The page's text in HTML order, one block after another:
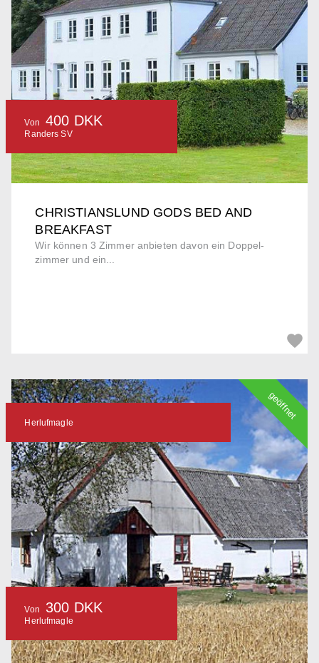
CHRISTIANSLUND GODS BED AND
BREAKFAST
Wir können 3 Zimmer anbieten davon ein Doppel-
zimmer und ein...
Von 400 DKK
Randers SV
Herlufmagle
Von 300 DKK
Herlufmagle
geöffnet